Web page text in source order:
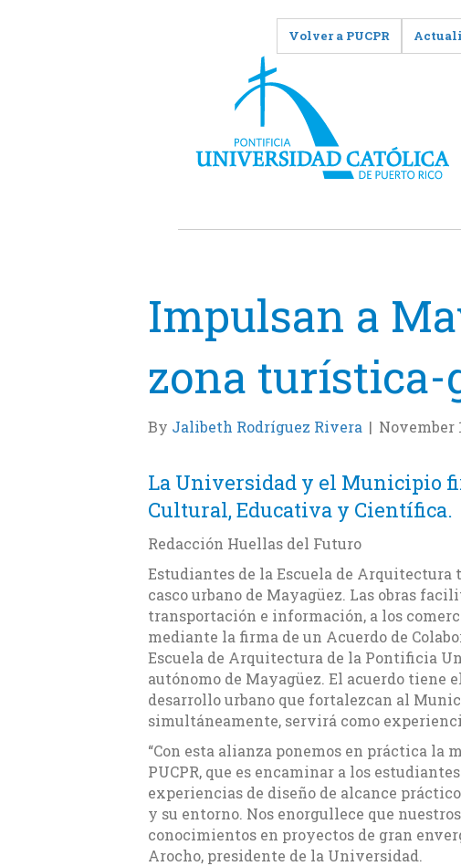
Volver a PUCPR
Impulsan a
zona
By Jalibeth Rodríguez Rivera | November
La Universidad y el Municipio
Cultural, Educativa y Científica.
Redacción Huellas del Futuro
Estudiantes de la Escuela de
casco urbano de Mayagüez. Las obras
transportación e información, a los
mediante la firma de un Acuerdo de
Escuela de Arquitectura de la Pontificia
autónomo de Mayagüez. El acuerdo tiene
desarrollo urbano que fortalezcan al
simultáneamente, servirá como
“Con esta alianza ponemos en práctica la
PUCPR, que es encaminar a los
experiencias de diseño de alcance
y su entorno. Nos enorgullece que
conocimientos en proyectos de gran
Arocho, presidente de la Universidad.